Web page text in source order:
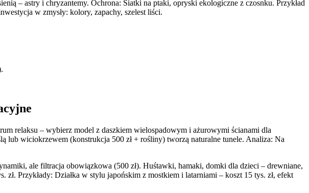
– astry i chryzantemy. Ochrona: Siatki na ptaki, opryski ekologiczne z czosnku. Przykład
w zmysły: kolory, zapachy, szelest liści.
relaksu – wybierz model z daszkiem wielospadowym i ażurowymi ścianami dla
lub wiciokrzewem (konstrukcja 500 zł + rośliny) tworzą naturalne tunele. Analiza: Na
ale filtracja obowiązkowa (500 zł). Huśtawki, hamaki, domki dla dzieci – drewniane,
Przykłady: Działka w stylu japońskim z mostkiem i latarniami – koszt 15 tys. zł, efekt